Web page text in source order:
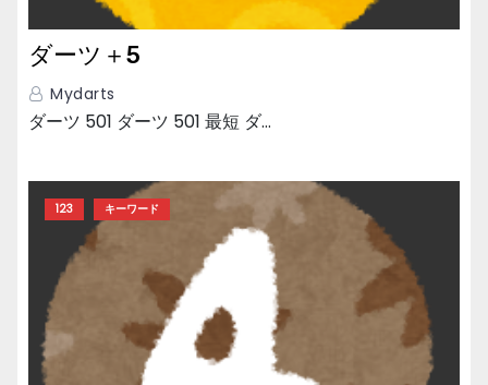
ダーツ＋5
Mydarts
ダーツ 501 ダーツ 501 最短 ダ…
123 キーワード